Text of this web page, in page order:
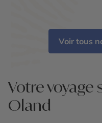
Voir tous
Votre voyage
Oland